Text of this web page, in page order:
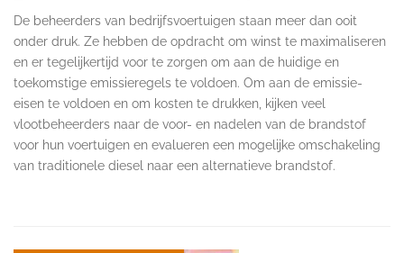
De beheerders van bedrijfsvoertuigen staan meer dan ooit
onder druk. Ze hebben de opdracht om winst te maximaliseren
en er tegelijkertijd voor te zorgen om aan de huidige en
toekomstige emissieregels te voldoen. Om aan de emissie-
eisen te voldoen en om kosten te drukken, kijken veel
vlootbeheerders naar de voor- en nadelen van de brandstof
voor hun voertuigen en evalueren een mogelijke omschakeling
van traditionele diesel naar een alternatieve brandstof.